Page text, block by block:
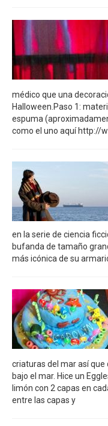
médico que una
Halloween.Paso 1:
espuma
como el uno aquí http://
en la serie de ciencia
bufanda de tamaño
más icónica de su
criaturas del mar así
bajo el mar. Hice un
limón con 2 capas en
entre las capas y